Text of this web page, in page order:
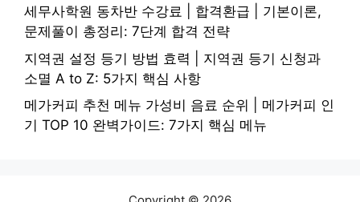
세무사학원 동차반 수강료 | 합격환급 | 기본이론,
문제풀이 총정리: 7단계 합격 전략
지역권 설정 등기 방법 효력 | 지역권 등기 신청과
소멸 A to Z: 5가지 핵심 사항
메가커피 추천 메뉴 가성비 음료 순위 | 메가커피 인
기 TOP 10 완벽가이드: 7가지 핵심 메뉴